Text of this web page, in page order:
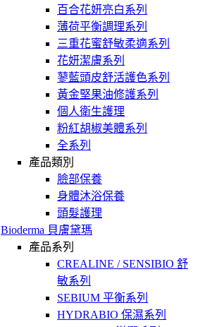
百合花妍亮白系列
薄荷平衡調理系列
三重花蜜舒敏柔適系列
花妍潔膚系列
蓼藍頭皮舒活護色系列
黃金堅果油修護系列
個人衛生護理
粉紅胡椒美體系列
全系列
產品類別
臉部保養
身體沐浴保養
頭髮護理
Bioderma 貝膚黛瑪
產品系列
CREALINE / SENSIBIO 舒
敏系列
SEBIUM 平衡系列
HYDRABIO 保濕系列